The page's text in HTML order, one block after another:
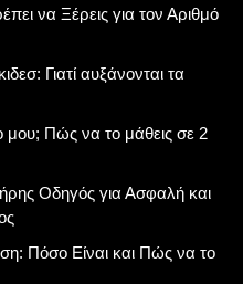
να Ξέρεις για τον Αριθμό
Γιατί αυξάνονται τα
μου; Πώς να το μάθεις σε 2
Οδηγός για Ασφαλή και
Πόσο Είναι και Πώς να το